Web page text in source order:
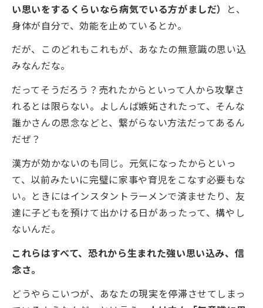
い思いをするくらいなら病気でいる方がましだ）
と、
身体が自分で、効能を止めているとか。
だが、このどれもこれもが、あなたの無意識の思い込
みなんだな。
だってそうだろう？売れたからといって人から攻撃さ
れるとは限らない。よしんば嫉妬されたって、そんな
誰かさんの思念などと、繋がらない方法だってあるん
だぜ？
漢方が効かないのも同じ。元気になったからといっ
て、以前みたいに完璧に家事や育児をこなす必要もな
い。ときにはインスタントラーメンで済ませたり、友
達に子どもを預けて出かける日があったって、構やし
ないんだ。
これらはすべて、恐れから生まれた強い思い込み、信
念さ。
どうやらこいつが、あなたの現実を停滞させてしまっ